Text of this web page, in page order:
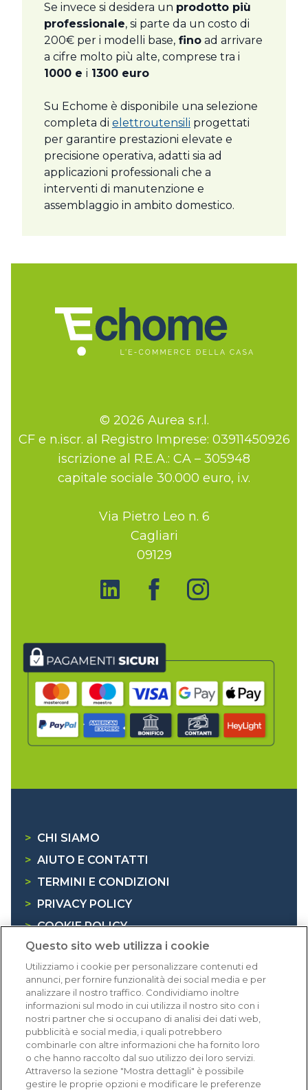
Se invece si desidera un prodotto più
professionale, si parte da un costo di
200€ per i modelli base, fino ad arrivare
a cifre molto più alte, comprese tra i
1000 e i 1300 euro
Su Echome è disponibile una selezione
completa di elettroutensili progettati
per garantire prestazioni elevate e
precisione operativa, adatti sia ad
applicazioni professionali che a
interventi di manutenzione e
assemblaggio in ambito domestico.
© 2026 Aurea s.r.l.
CF e n.iscr. al Registro Imprese: 03911450926
iscrizione al R.E.A.: CA – 305948
capitale sociale 30.000 euro, i.v.
Via Pietro Leo n. 6
Cagliari
09129
> CHI SIAMO
> AIUTO E CONTATTI
> TERMINI E CONDIZIONI
>
PRIVACY POLICY
> COOKIE POLICY
> INFORMATIVA RAEE
Dicono di noi
1.640 recensioni
Eccellente (4,8)
Acquisti verificati
Questo sito web utilizza i cookie
Utilizziamo i cookie per personalizzare contenuti ed
annunci, per fornire funzionalità dei social media e per
analizzare il nostro traffico. Condividiamo inoltre
informazioni sul modo in cui utilizza il nostro sito con i
nostri partner che si occupano di analisi dei dati web,
pubblicità e social media, i quali potrebbero
combinarle con altre informazioni che ha fornito loro
o che hanno raccolto dal suo utilizzo dei loro servizi.
Attraverso la sezione "Mostra dettagli" è possibile
gestire le proprie opzioni e modificare le preferenze